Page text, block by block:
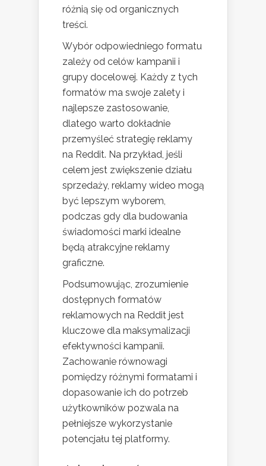
różnią się od organicznych
treści.
Wybór odpowiedniego formatu
zależy od celów kampanii i
grupy docelowej. Każdy z tych
formatów ma swoje zalety i
najlepsze zastosowanie,
dlatego warto dokładnie
przemyśleć strategię reklamy
na Reddit. Na przykład, jeśli
celem jest zwiększenie działu
sprzedaży, reklamy wideo mogą
być lepszym wyborem,
podczas gdy dla budowania
świadomości marki idealne
będą atrakcyjne reklamy
graficzne.
Podsumowując, zrozumienie
dostępnych formatów
reklamowych na Reddit jest
kluczowe dla maksymalizacji
efektywności kampanii.
Zachowanie równowagi
pomiędzy różnymi formatami i
dopasowanie ich do potrzeb
użytkowników pozwala na
pełniejsze wykorzystanie
potencjału tej platformy.